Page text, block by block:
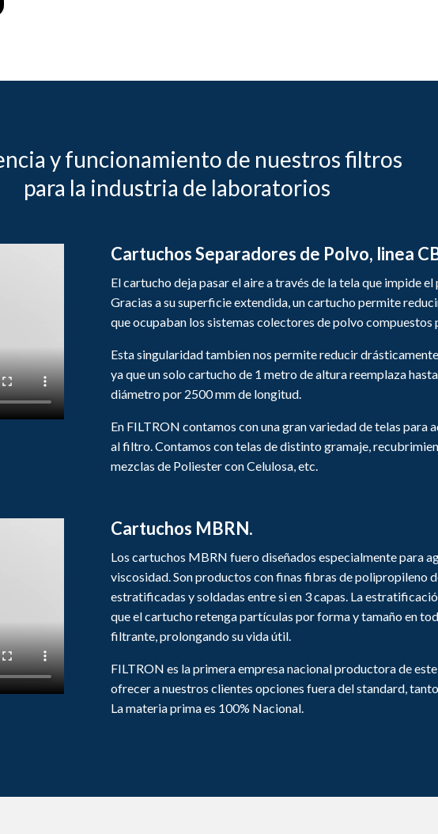
y funcionamiento de nuestros filtros
para la industria de laboratorios
Cartuchos Separadores de Polvo, linea
El cartucho deja pasar el aire a través de la tela que impide
Gracias a su superficie extendida, un cartucho permite
que ocupaban los sistemas colectores de polvo compuestos
Esta singularidad tambien nos permite reducir
ya que un solo cartucho de 1 metro de altura reemplaza
diámetro por 2500 mm de longitud.
En FILTRON contamos con una gran variedad de telas para
al filtro. Contamos con telas de distinto gramaje,
mezclas de Poliester con Celulosa, etc.
Cartuchos MBRN.
Los cartuchos MBRN fuero diseñados especialmente para
viscosidad. Son productos con finas fibras de polipropileno
estratificadas y soldadas entre si en 3 capas. La
que el cartucho retenga partículas por forma y tamaño en
filtrante, prolongando su vida útil.
FILTRON es la primera empresa nacional productora de
ofrecer a nuestros clientes opciones fuera del standard,
La materia prima es 100% Nacional.